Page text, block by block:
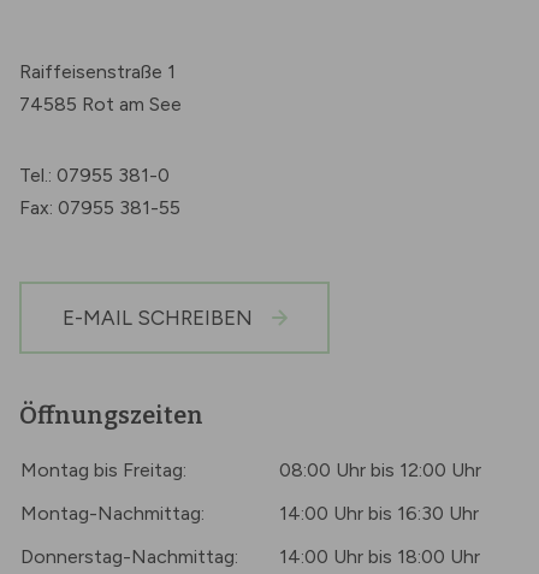
Raiffeisenstraße 1
74585 Rot am See
Tel.: 07955 381-0
Fax: 07955 381-55
E-MAIL SCHREIBEN
Öffnungszeiten
Montag bis Freitag:
08:00 Uhr bis 12:00 Uhr
Montag-Nachmittag:
14:00 Uhr bis 16:30 Uhr
Donnerstag-Nachmittag:
14:00 Uhr bis 18:00 Uhr